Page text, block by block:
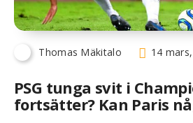
Thomas Mäkitalo 14
PSG tunga svit i
fortsätter? Kan Paris